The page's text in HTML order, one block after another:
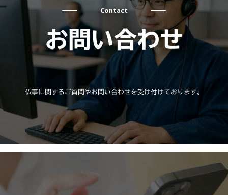
Contact
お問い合わせ
仏事に関するご質問やお問い合わせを受け付けております。